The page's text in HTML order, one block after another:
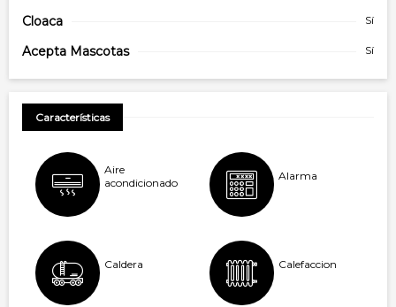
Cloaca Sí
Acepta Mascotas Sí
Características
Aire
acondicionado
Alarma
Caldera Calefaccion